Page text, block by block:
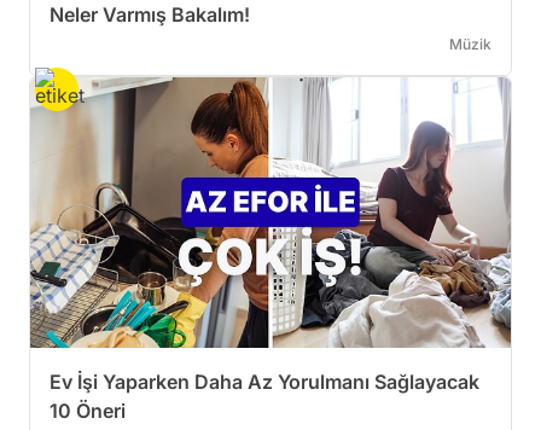
Neler Varmış Bakalım!
Müzik
Ev İşi Yaparken Daha Az Yorulmanı Sağlayacak
10 Öneri